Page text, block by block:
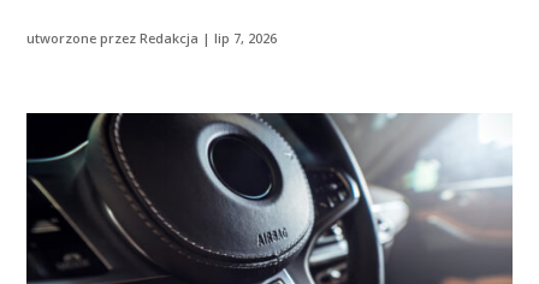
utworzone przezRedakcja |lip 7, 2026